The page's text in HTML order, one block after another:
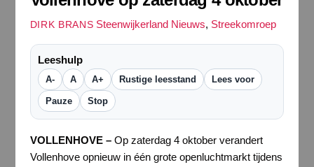
DIRK BRANS Steenwijkerland Nieuws, Streekomroep
Leeshulp
A- A A+ Rustige leesstand Lees voor
Pauze Stop
VOLLENHOVE –Op zaterdag 4 oktober verandert
Vollenhove opnieuw in één grote openluchtmarkt tijdens